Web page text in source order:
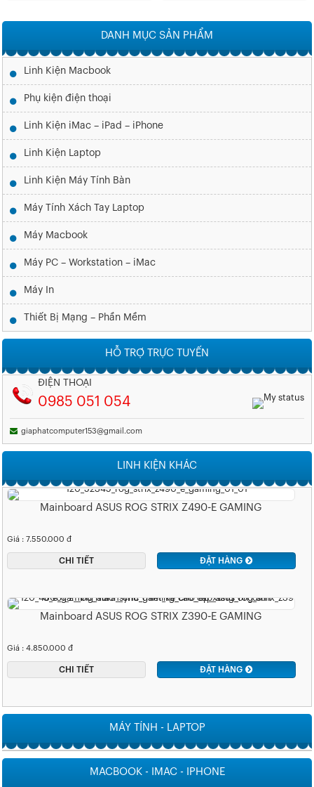
DANH MỤC SẢN PHẨM
Linh Kiện Macbook
Phụ kiện điện thoại
Linh Kiện iMac – iPad – iPhone
Linh Kiện Laptop
Linh Kiện Máy Tính Bàn
Máy Tính Xách Tay Laptop
Máy Macbook
Máy PC – Workstation – iMac
Máy In
Thiết Bị Mạng – Phần Mềm
HỖ TRỢ TRỰC TUYẾN
ĐIỆN THOẠI
0985 051 054
giaphatcomputer153@gmail.com
LINH KIỆN KHÁC
Mainboard ASUS ROG STRIX Z490-E GAMING
Giá : 7.550.000 đ
CHI TIẾT ĐẶT HÀNG
Mainboard ASUS ROG STRIX Z390-E GAMING
Giá : 4.850.000 đ
CHI TIẾT ĐẶT HÀNG
MÁY TÍNH - LAPTOP
MACBOOK - IMAC - IPHONE